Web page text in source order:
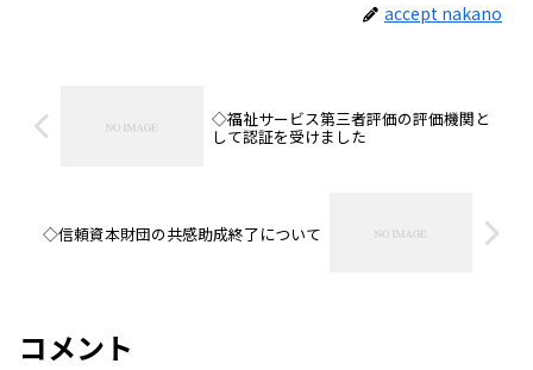
accept nakano
◇福祉サービス第三者評価の評価機関と
して認証を受けました
◇信頼資本財団の共感助成終了について
コメント